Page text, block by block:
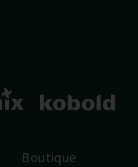
Boutique